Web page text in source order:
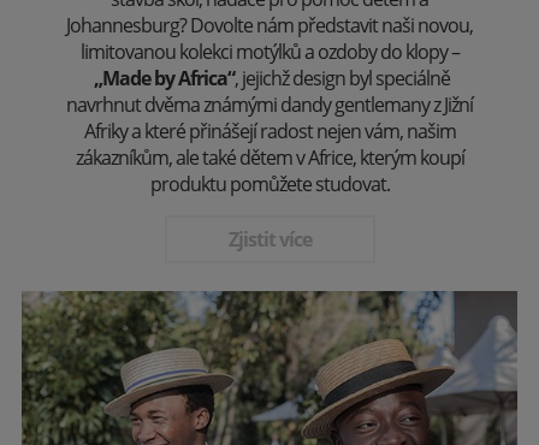
Johannesburg? Dovolte nám představit naši novou,
limitovanou kolekci motýlků a ozdoby do klopy –
„Made by Africa“, jejichž design byl speciálně
navrhnut dvěma známými dandy gentlemany z Jižní
Afriky a které přinášejí radost nejen vám, našim
zákazníkům, ale také dětem v Africe, kterým koupí
produktu pomůžete studovat.
Zjistit více